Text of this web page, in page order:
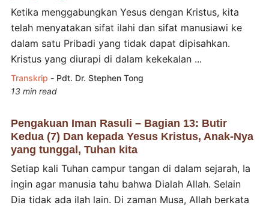
Ketika menggabungkan Yesus dengan Kristus, kita
telah menyatakan sifat ilahi dan sifat manusiawi ke
dalam satu Pribadi yang tidak dapat dipisahkan.
Kristus yang diurapi di dalam kekekalan ...
Transkrip - Pdt. Dr. Stephen Tong
13 min read
Pengakuan Iman Rasuli – Bagian 13: Butir
Kedua (7) Dan kepada Yesus Kristus, Anak-Nya
yang tunggal, Tuhan kita
Setiap kali Tuhan campur tangan di dalam sejarah, Ia
ingin agar manusia tahu bahwa Dialah Allah. Selain
Dia tidak ada ilah lain. Di zaman Musa, Allah berkata